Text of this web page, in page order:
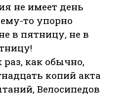
не имеет день
то упорно
в пятницу, не в
как обычно,
копий акта
Велосипедов